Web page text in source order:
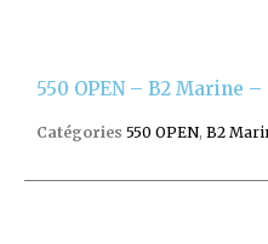
550 OPEN – B2 Marine –
Catégories 550 OPEN, B2